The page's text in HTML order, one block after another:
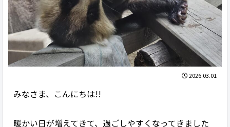
2026.03.01
みなさま、こんにちは!!
暖かい日が増えてきて、過ごしやすくなってきました